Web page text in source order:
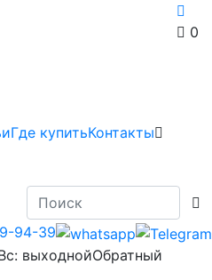
0
Где купитьКонтакты
94-39
выходнойОбратный